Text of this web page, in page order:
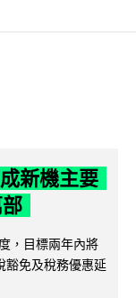
新機主要
，目標兩年內將
豁免及稅務優惠延